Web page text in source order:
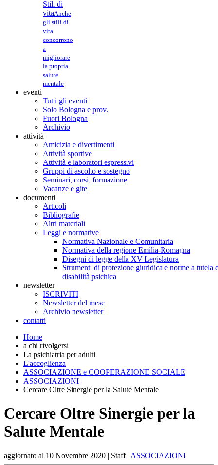
Stili di
vitaAnche
gli stili di
vita
concorrono
a
migliorare
la propria
salute
mentale
eventi
Tutti gli eventi
Solo Bologna e prov.
Fuori Bologna
Archivio
attività
Amicizia e divertimenti
Attività sportive
Attività e laboratori espressivi
Gruppi di ascolto e sostegno
Seminari, corsi, formazione
Vacanze e gite
documenti
Articoli
Bibliografie
Altri materiali
Leggi e normative
Normativa Nazionale e Comunitaria
Normativa della regione Emilia-Romagna
Disegni di legge della XV Legislatura
Strumenti di protezione giuridica e norme a tutela
disabilità psichica
newsletter
ISCRIVITI
Newsletter del mese
Archivio newsletter
contatti
Home
a chi rivolgersi
La psichiatria per adulti
L'accoglienza
ASSOCIAZIONE e COOPERAZIONE SOCIALE
ASSOCIAZIONI
Cercare Oltre Sinergie per la Salute Mentale
Cercare Oltre Sinergie per la
Salute Mentale
aggiornato al 10 Novembre 2020 | Staff | ASSOCIAZIONI